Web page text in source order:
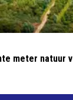
meter natuur